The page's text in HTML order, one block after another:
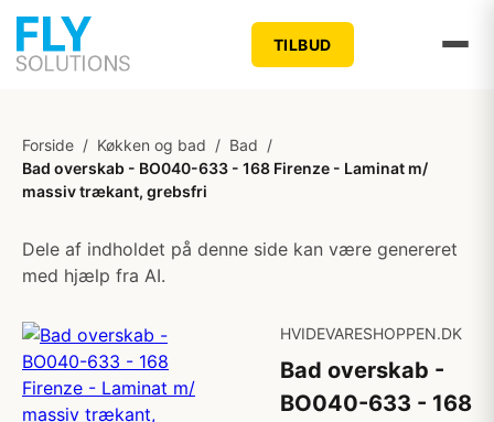
TILBUD
Forside / Køkken og bad / Bad /
Bad overskab - BO040-633 - 168 Firenze - Laminat m/
massiv trækant, grebsfri
Dele af indholdet på denne side kan være genereret
med hjælp fra AI.
HVIDEVARESHOPPEN.DK
Bad overskab -
BO040-633 - 168